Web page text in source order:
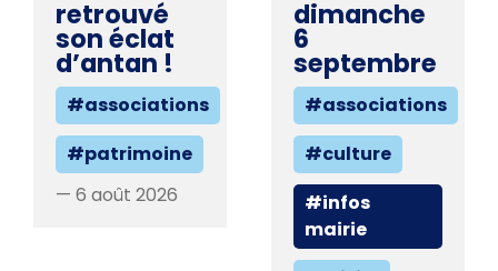
retrouvé
son éclat
d’antan !
#associations
#patrimoine
— 6 août 2026
dimanche
6
septembre
#associations
#culture
#infos
mairie